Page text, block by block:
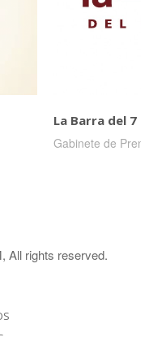
La Barra del 7
Gabinete de
, All rights reserved.